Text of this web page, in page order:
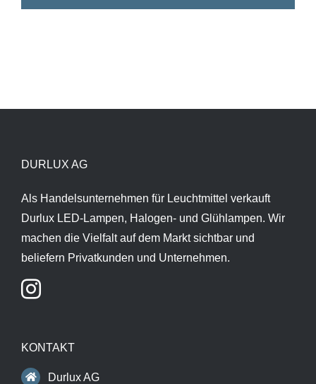
DURLUX AG
Als Handelsunternehmen für Leuchtmittel verkauft
Durlux LED-Lampen, Halogen- und Glühlampen. Wir
machen die Vielfalt auf dem Markt sichtbar und
beliefern Privatkunden und Unternehmen.
KONTAKT
Durlux AG